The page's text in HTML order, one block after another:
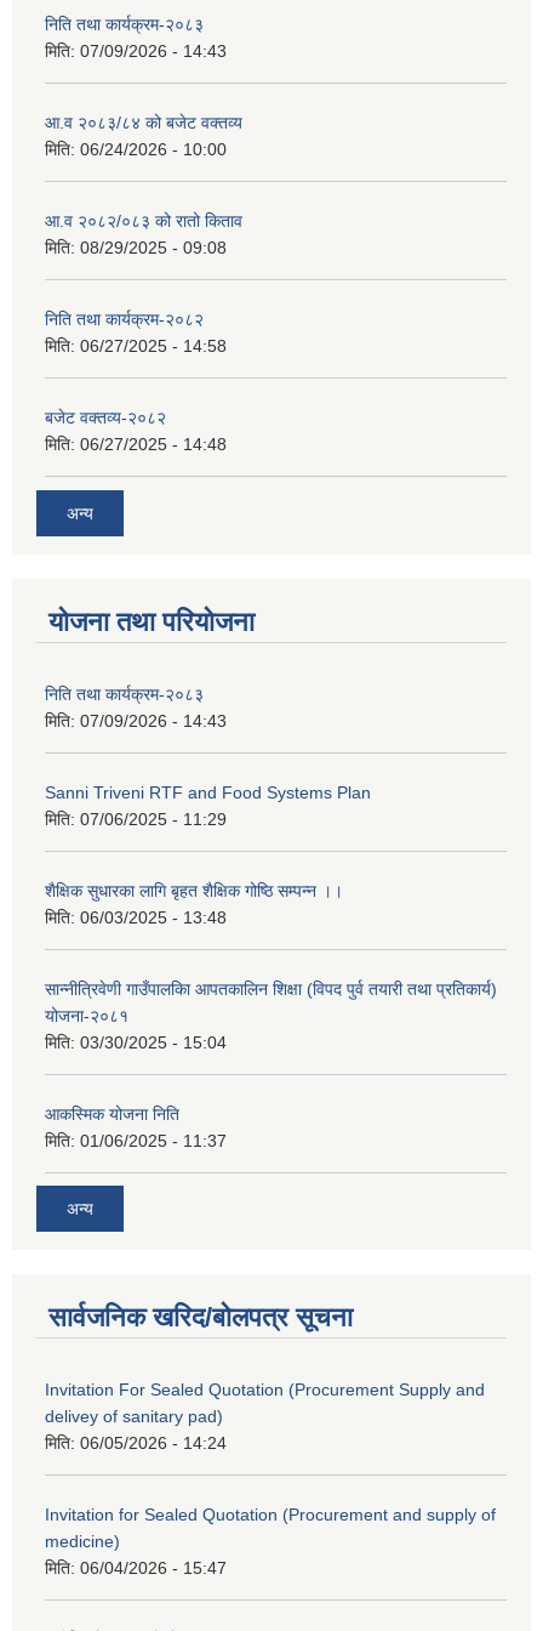
निति तथा कार्यक्रम-२०८३
मिति: 07/09/2026 - 14:43
आ.व २०८३/८४ को बजेट वक्तव्य
मिति: 06/24/2026 - 10:00
आ.व २०८२/०८३ को रातो किताव
मिति: 08/29/2025 - 09:08
निति तथा कार्यक्रम-२०८२
मिति: 06/27/2025 - 14:58
बजेट वक्तव्य-२०८२
मिति: 06/27/2025 - 14:48
अन्य
योजना तथा परियोजना
निति तथा कार्यक्रम-२०८३
मिति: 07/09/2026 - 14:43
Sanni Triveni RTF and Food Systems Plan
मिति: 07/06/2025 - 11:29
शैक्षिक सुधारका लागि बृहत शैक्षिक गोष्ठि सम्पन्न ।।
मिति: 06/03/2025 - 13:48
सान्नीत्रिवेणी गाउँपालकिा आपतकालिन शिक्षा (विपद पुर्व तयारी तथा प्रतिकार्य)
योजना-२०८१
मिति: 03/30/2025 - 15:04
आकस्मिक योजना निति
मिति: 01/06/2025 - 11:37
अन्य
सार्वजनिक खरिद/बोलपत्र सूचना
Invitation For Sealed Quotation (Procurement Supply and
delivey of sanitary pad)
मिति: 06/05/2026 - 14:24
Invitation for Sealed Quotation (Procurement and supply of
medicine)
मिति: 06/04/2026 - 15:47